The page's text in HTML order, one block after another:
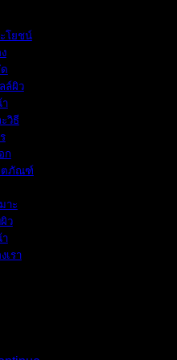
โยชน์
ล์ผิว
วิธี
ก
ตภัณฑ์
าะ
ว
เรา